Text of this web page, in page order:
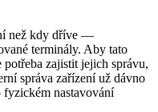
než kdy dříve —
terminály. Aby tato
zajistit jejich správu,
správa zařízení už dávno
nastavování